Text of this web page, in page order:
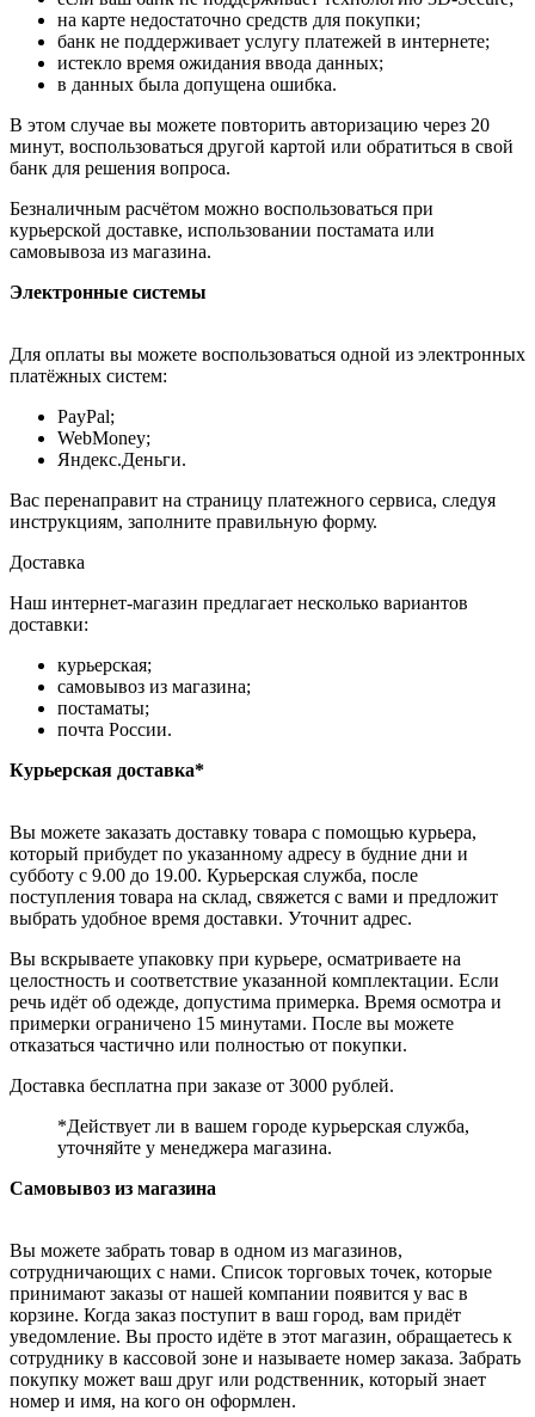
на карте недостаточно средств для покупки;
банк не поддерживает услугу платежей в интернете;
истекло время ожидания ввода данных;
в данных была допущена ошибка.
В этом случае вы можете повторить авторизацию через 20
минут, воспользоваться другой картой или обратиться в свой
банк для решения вопроса.
Безналичным расчётом можно воспользоваться при
курьерской доставке, использовании постамата или
самовывоза из магазина.
Электронные системы
Для оплаты вы можете воспользоваться одной из электронных
платёжных систем:
PayPal;
WebMoney;
Яндекс.Деньги.
Вас перенаправит на страницу платежного сервиса, следуя
инструкциям, заполните правильную форму.
Доставка
Наш интернет-магазин предлагает несколько вариантов
доставки:
курьерская;
самовывоз из магазина;
постаматы;
почта России.
Курьерская доставка*
Вы можете заказать доставку товара с помощью курьера,
который прибудет по указанному адресу в будние дни и
субботу с 9.00 до 19.00. Курьерская служба, после
поступления товара на склад, свяжется с вами и предложит
выбрать удобное время доставки. Уточнит адрес.
Вы вскрываете упаковку при курьере, осматриваете на
целостность и соответствие указанной комплектации. Если
речь идёт об одежде, допустима примерка. Время осмотра и
примерки ограничено 15 минутами. После вы можете
отказаться частично или полностью от покупки.
Доставка бесплатна при заказе от 3000 рублей.
*Действует ли в вашем городе курьерская служба,
уточняйте у менеджера магазина.
Самовывоз из магазина
Вы можете забрать товар в одном из магазинов,
сотрудничающих с нами. Список торговых точек, которые
принимают заказы от нашей компании появится у вас в
корзине. Когда заказ поступит в ваш город, вам придёт
уведомление. Вы просто идёте в этот магазин, обращаетесь к
сотруднику в кассовой зоне и называете номер заказа. Забрать
покупку может ваш друг или родственник, который знает
номер и имя, на кого он оформлен.